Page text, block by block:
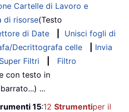
Cartelle di Lavoro e
di risorse(Testo
di Date
Unisci fogli di
Decrittografa celle
Invia
Super Filtri
Filtro
con testo in
...
15:12 Strumentiper il